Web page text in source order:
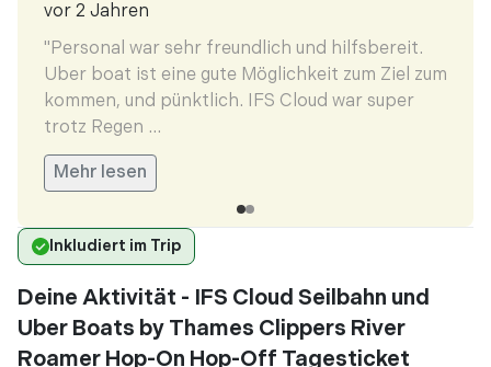
vor 2 Jahren
"Personal war sehr freundlich und hilfsbereit.
Uber boat ist eine gute Möglichkeit zum Ziel zum
kommen, und pünktlich. IFS Cloud war super
trotz Regen ...
Mehr lesen
Inkludiert im Trip
Deine Aktivität - IFS Cloud Seilbahn und
Uber Boats by Thames Clippers River
Roamer Hop-On Hop-Off Tagesticket